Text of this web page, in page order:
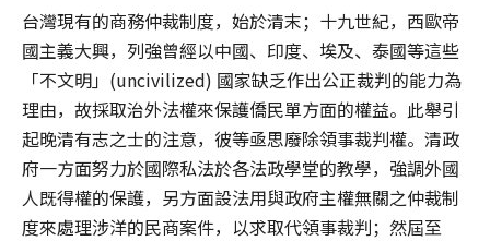
台灣現有的商務仲裁制度，始於清末；十九世紀，西歐帝
國主義大興，列強曾經以中國、印度、埃及、泰國等這些
「不文明」(uncivilized) 國家缺乏作出公正裁判的能力為
理由，故採取治外法權來保護僑民單方面的權益。此舉引
起晚清有志之士的注意，彼等亟思廢除領事裁判權。清政
府一方面努力於國際私法於各法政學堂的教學，強調外國
人既得權的保護，另方面設法用與政府主權無關之仲裁制
度來處理涉洋的民商案件，以求取代領事裁判；然屆至